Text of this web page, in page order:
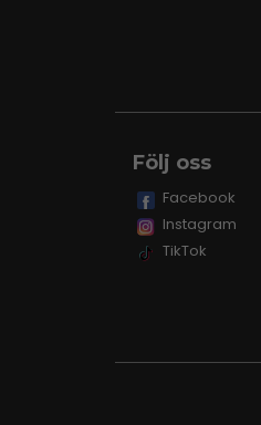
Följ oss
Facebook
Instagram
TikTok